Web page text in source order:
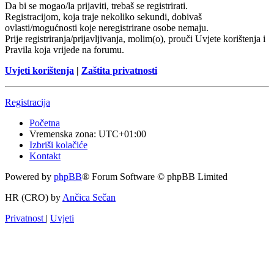
Da bi se mogao/la prijaviti, trebaš se registrirati.
Registracijom, koja traje nekoliko sekundi, dobivaš
ovlasti/mogućnosti koje neregistrirane osobe nemaju.
Prije registriranja/prijavljivanja, molim(o), prouči Uvjete korištenja i
Pravila koja vrijede na forumu.
Uvjeti korištenja | Zaštita privatnosti
Registracija
Početna
Vremenska zona: UTC+01:00
Izbriši kolačiće
Kontakt
Powered by phpBB® Forum Software © phpBB Limited
HR (CRO) by Ančica Sečan
Privatnost | Uvjeti